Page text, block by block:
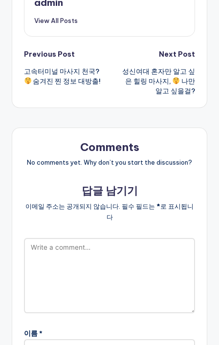
admin
View All Posts
Post
navigation
Previous Post
고속터미널 마사지 천국?
숨겨진 찐 정보 대방출!
Next Post
성신여대 혼자만 알고 싶
은 힐링 마사지,
나만
알고 싶을걸?
Comments
No comments yet. Why don’t you start the discussion?
답글 남기기
이메일 주소는 공개되지 않습니다. 필수 필드는 *로 표시됩니
다
이름*